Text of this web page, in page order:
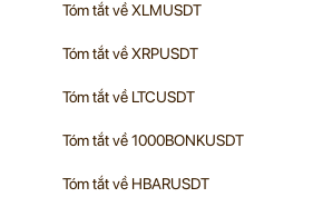
Tóm tắt về XLMUSDT
Tóm tắt về XRPUSDT
Tóm tắt về LTCUSDT
Tóm tắt về 1000BONKUSDT
Tóm tắt về HBARUSDT